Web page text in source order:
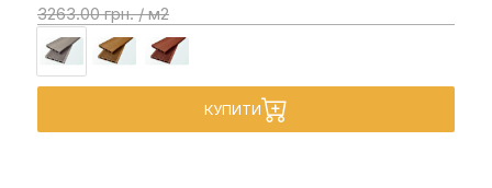
3263.00 грн. / м2
КУПИТИ